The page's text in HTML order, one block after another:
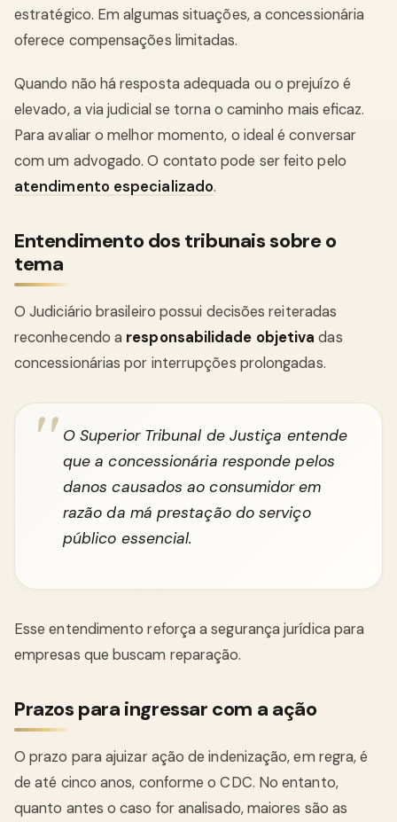
estratégico. Em algumas situações, a concessionária
oferece compensações limitadas.
Quando não há resposta adequada ou o prejuízo é
elevado, a via judicial se torna o caminho mais eficaz.
Para avaliar o melhor momento, o ideal é conversar
com um advogado. O contato pode ser feito pelo
atendimento especializado.
Entendimento dos tribunais sobre o
tema
O Judiciário brasileiro possui decisões reiteradas
reconhecendo a responsabilidade objetiva das
concessionárias por interrupções prolongadas.
O Superior Tribunal de Justiça entende
que a concessionária responde pelos
danos causados ao consumidor em
razão da má prestação do serviço
público essencial.
Esse entendimento reforça a segurança jurídica para
empresas que buscam reparação.
Prazos para ingressar com a ação
O prazo para ajuizar ação de indenização, em regra, é
de até cinco anos, conforme o CDC. No entanto,
quanto antes o caso for analisado, maiores são as